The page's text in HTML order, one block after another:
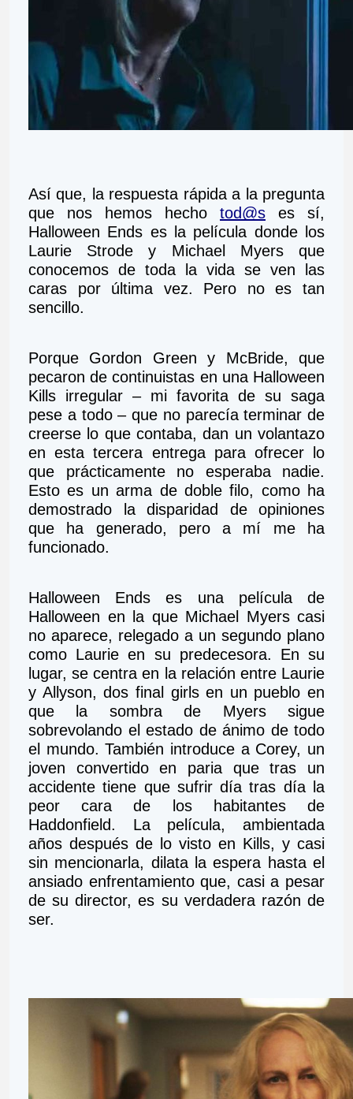
Así que, la respuesta rápida a la pregunta
que nos hemos hecho tod@s es sí,
Halloween Ends es la película donde los
Laurie Strode y Michael Myers que
conocemos de toda la vida se ven las
caras por última vez. Pero no es tan
sencillo.
Porque Gordon Green y McBride, que
pecaron de continuistas en una Halloween
Kills irregular – mi favorita de su saga
pese a todo – que no parecía terminar de
creerse lo que contaba, dan un volantazo
en esta tercera entrega para ofrecer lo
que prácticamente no esperaba nadie.
Esto es un arma de doble filo, como ha
demostrado la disparidad de opiniones
que ha generado, pero a mí me ha
funcionado.
Halloween Ends es una película de
Halloween en la que Michael Myers casi
no aparece, relegado a un segundo plano
como Laurie en su predecesora. En su
lugar, se centra en la relación entre Laurie
y Allyson, dos final girls en un pueblo en
que la sombra de Myers sigue
sobrevolando el estado de ánimo de todo
el mundo. También introduce a Corey, un
joven convertido en paria que tras un
accidente tiene que sufrir día tras día la
peor cara de los habitantes de
Haddonfield. La película, ambientada
años después de lo visto en Kills, y casi
sin mencionarla, dilata la espera hasta el
ansiado enfrentamiento que, casi a pesar
de su director, es su verdadera razón de
ser.